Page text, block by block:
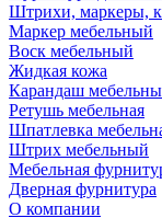
Штрихи, маркеры,
Маркер мебельный
Воск мебельный
Жидкая кожа
Карандаш
Ретушь мебельная
Шпатлевка
Штрих мебельный
Мебельная
Дверная фурнитура
О компании